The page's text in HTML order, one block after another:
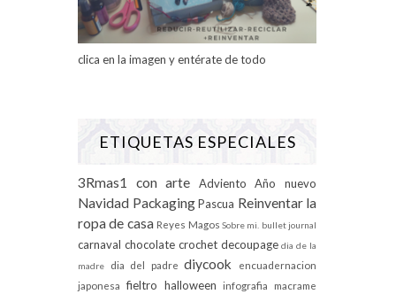
clica en la imagen y entérate de todo
ETIQUETAS ESPECIALES
3Rmas1 con arte Adviento Año nuevo
Navidad Packaging Pascua Reinventar la
ropa de casa Reyes Magos Sobre mi. bullet journal
carnaval chocolate crochet decoupage dia de la
madre
dia del padre diycook
encuadernacion
japonesa fieltro halloween infografia macrame